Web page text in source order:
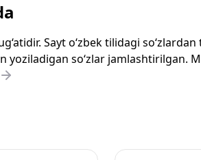
Sayt o‘zbek tilidagi
so‘zlar jamlashtirilgan.